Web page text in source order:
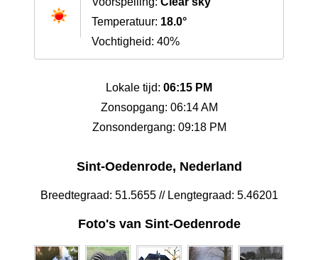
Temperatuur: 18.0°
Vochtigheid: 40%
Lokale tijd: 06:15 PM
Zonsopgang: 06:14 AM
Zonsondergang: 09:18 PM
Sint-Oedenrode, Nederland
Breedtegraad: 51.5655 // Lengtegraad: 5.46201
Foto's van Sint-Oedenrode